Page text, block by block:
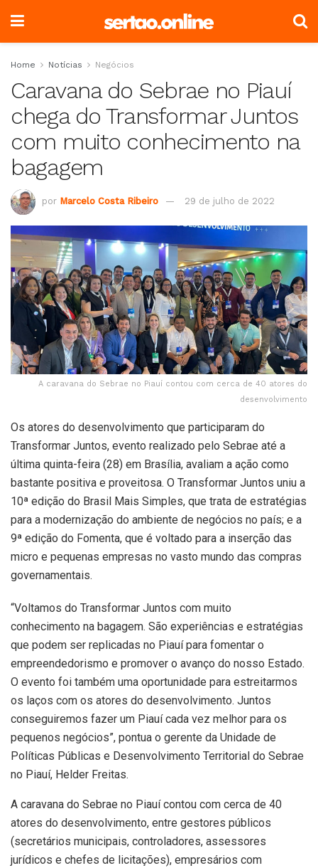
Home Notícias Negócios
Caravana do Sebrae no Piauí
chega do Transformar Juntos
com muito conhecimento na
bagagem
por Marcelo Costa Ribeiro 29 de julho de 2022
A caravana do Sebrae no Piauí contou com cerca de 40 atores do
desenvolvimento
Os atores do desenvolvimento que participaram do
Transformar Juntos, evento realizado pelo Sebrae até a
última quinta-feira (28) em Brasília, avaliam a ação como
bastante positiva e proveitosa. O Transformar Juntos uniu a
10ª edição do Brasil Mais Simples, que trata de estratégias
para a modernização do ambiente de negócios no país; e a
9ª edição do Fomenta, que é voltado para a inserção das
micro e pequenas empresas no vasto mundo das compras
governamentais.
“Voltamos do Transformar Juntos com muito
conhecimento na bagagem. São experiências e estratégias
que podem ser replicadas no Piauí para fomentar o
empreendedorismo e promover o avanço do nosso Estado.
O evento foi também uma oportunidade para estreitarmos
os laços com os atores do desenvolvimento. Juntos
conseguiremos fazer um Piauí cada vez melhor para os
pequenos negócios”, pontua o gerente da Unidade de
Políticas Públicas e Desenvolvimento Territorial do Sebrae
no Piauí, Helder Freitas.
A caravana do Sebrae no Piauí contou com cerca de 40
atores do desenvolvimento, entre gestores públicos
(secretários municipais, controladores, assessores
jurídicos e chefes de licitações), empresários com